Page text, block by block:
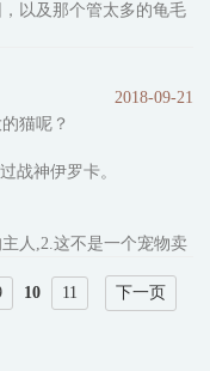
以及那个管太多的龟毛
外求生存其他一翘不通
的故事。
2018-09-21
猫呢？
战神伊罗卡。
人,2.这不是一个宠物卖
10 11
下一页